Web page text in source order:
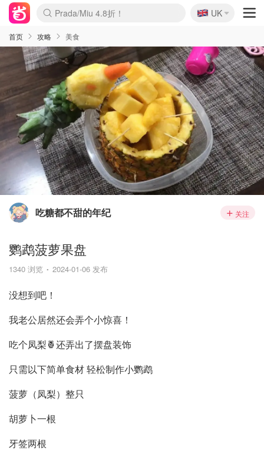
麦卢卡蜂蜜夏促！个位数！
Prada/Miu 4.8折！
啥？必胜客披萨5折！
🇬🇧
UK
首页 攻略 美食
吃糖都不甜的年纪 关注
鹦鹉菠萝果盘
1340 浏览 2024-01-06 发布
没想到吧！
我老公居然还会弄个小惊喜！
吃个凤梨🍍还弄出了摆盘装饰
只需以下简单食材 轻松制作小鹦鹉
菠萝（凤梨）整只
胡萝卜一根
牙签两根